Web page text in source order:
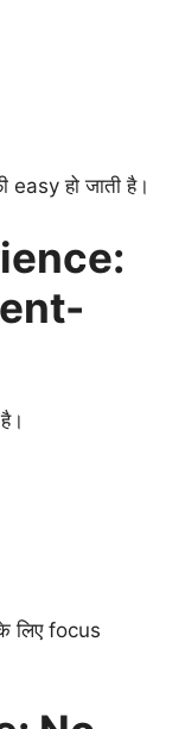
हो जाती है।
लिए focus